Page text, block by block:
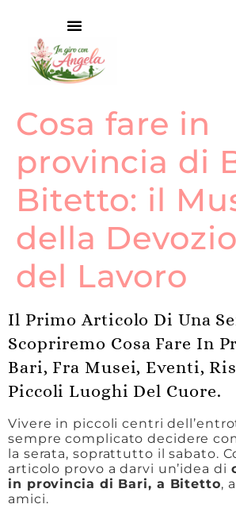
Cosa fare in
provincia di
Bitetto: il
della
del Lavoro
Il Primo Articolo Di Una
Scopriremo Cosa Fare In
Bari, Fra Musei, Eventi,
Piccoli Luoghi Del Cuore.
Vivere in piccoli centri
sempre complicato decidere
la serata, soprattutto il sabato.
articolo provo a darvi un’idea di
in provincia di Bari, a Bitetto,
amici.